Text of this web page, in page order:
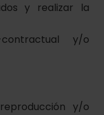
y realizar la
contractual y/o
y/o